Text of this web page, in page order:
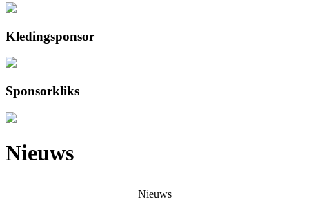
Kledingsponsor
Sponsorkliks
Nieuws
Nieuws